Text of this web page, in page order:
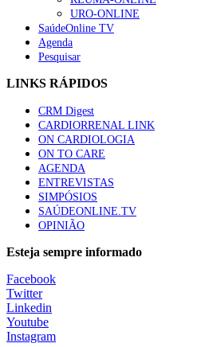
URO-ONLINE
SaúdeOnline TV
Agenda
Pesquisar
LINKS RÁPIDOS
CRM Digest
CARDIORRENAL LINK
ON CARDIOLOGIA
ON TO CARE
AGENDA
ENTREVISTAS
SIMPÓSIOS
SAÚDEONLINE.TV
OPINIÃO
Esteja sempre informado
Facebook
Twitter
Linkedin
Youtube
Instagram